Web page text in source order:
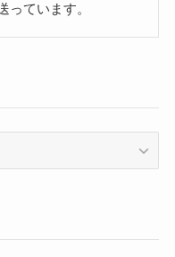
っています。